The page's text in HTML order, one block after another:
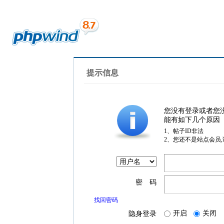
提示信息
您没有登录或者您
能有如下几个原因
1、帖子ID非法
2、您还不是站点会员
密 码
找回密码
隐身登录 开启 关闭